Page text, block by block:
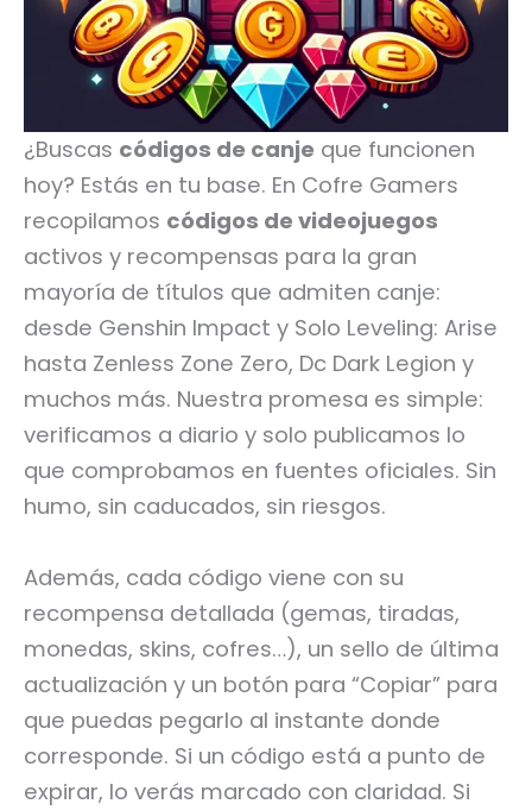
¿Buscas códigos de canje que funcionen
hoy? Estás en tu base. En Cofre Gamers
recopilamos códigos de videojuegos
activos y recompensas para la gran
mayoría de títulos que admiten canje:
desde Genshin Impact y Solo Leveling: Arise
hasta Zenless Zone Zero, Dc Dark Legion y
muchos más. Nuestra promesa es simple:
verificamos a diario y solo publicamos lo
que comprobamos en fuentes oficiales. Sin
humo, sin caducados, sin riesgos.
Además, cada código viene con su
recompensa detallada (gemas, tiradas,
monedas, skins, cofres…), un sello de última
actualización y un botón para “Copiar” para
que puedas pegarlo al instante donde
corresponde. Si un código está a punto de
expirar, lo verás marcado con claridad. Si